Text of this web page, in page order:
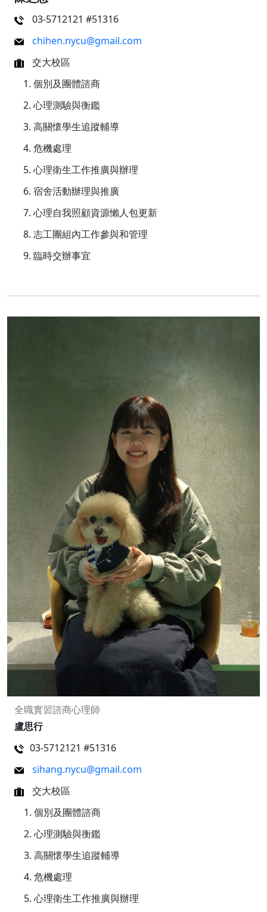
03-5712121 #51316
chihen.nycu@gmail.com
交大校區
個別及團體諮商
心理測驗與衡鑑
高關懷學生追蹤輔導
危機處理
心理衛生工作推廣與辦理
宿舍活動辦理與推廣
心理自我照顧資源懶人包更新
志工團組內工作參與和管理
臨時交辦事宜
全職實習諮商心理師
盧思行
03-5712121 #51316
sihang.nycu@gmail.com
交大校區
1. 個別及團體諮商
2. 心理測驗與衡鑑
3. 高關懷學生追蹤輔導
4. 危機處理
5. 心理衛生工作推廣與辦理